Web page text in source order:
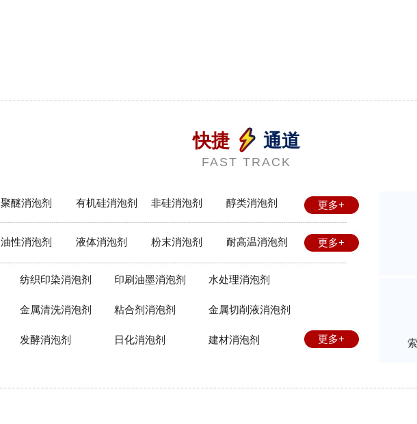
快捷通道
FAST TRACK
聚醚消泡剂 有机硅消泡剂 非硅消泡剂 醇类消泡剂 更多+
油性消泡剂 液体消泡剂 粉末消泡剂 耐高温消泡剂 更多+
纺织印染消泡剂 印刷油墨消泡剂 水处理消泡剂
金属清洗消泡剂 粘合剂消泡剂 金属切削液消泡剂
发酵消泡剂 日化消泡剂 建材消泡剂 更多+